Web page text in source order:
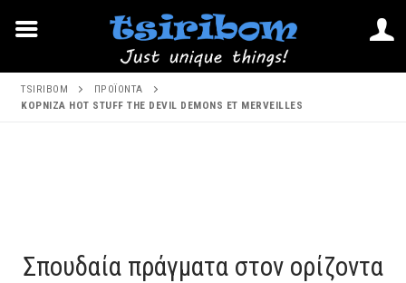
Μετάβαση
TSIRIBOM
ΠΡΟΪΌΝΤΑ
ΚΟΡΝΙΖΑ HOT STUFF THE DEVIL DEMONS ET MERVEILLES
Σπουδαία πράγματα στον ορίζοντα